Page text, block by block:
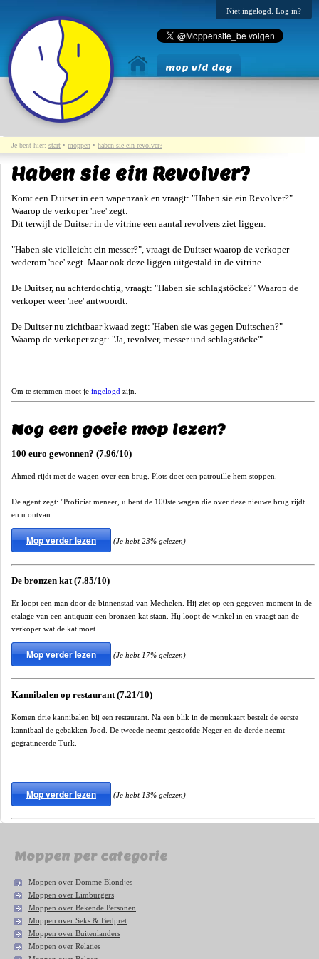
Niet ingelogd. Log in?
mop v/d dag
Je bent hier: start • moppen • haben sie ein revolver?
Haben sie ein Revolver?
Komt een Duitser in een wapenzaak en vraagt: "Haben sie ein Revolver?"
Waarop de verkoper 'nee' zegt.
Dit terwijl de Duitser in de vitrine een aantal revolvers ziet liggen.
"Haben sie vielleicht ein messer?", vraagt de Duitser waarop de verkoper
wederom 'nee' zegt. Maar ook deze liggen uitgestald in de vitrine.
De Duitser, nu achterdochtig, vraagt: "Haben sie schlagstöcke?" Waarop de
verkoper weer 'nee' antwoordt.
De Duitser nu zichtbaar kwaad zegt: 'Haben sie was gegen Duitschen?"
Waarop de verkoper zegt: "Ja, revolver, messer und schlagstöcke'"
Om te stemmen moet je ingelogd zijn.
Nog een goeie mop lezen?
100 euro gewonnen? (7.96/10)
Ahmed rijdt met de wagen over een brug. Plots doet een patrouille hem stoppen.
De agent zegt: "Proficiat meneer, u bent de 100ste wagen die over deze nieuwe brug rijdt
en u ontvan...
Mop verder lezen (Je hebt 23% gelezen)
De bronzen kat (7.85/10)
Er loopt een man door de binnenstad van Mechelen. Hij ziet op een gegeven moment in de
etalage van een antiquair een bronzen kat staan. Hij loopt de winkel in en vraagt aan de
verkoper wat de kat moet...
Mop verder lezen (Je hebt 17% gelezen)
Kannibalen op restaurant (7.21/10)
Komen drie kannibalen bij een restaurant. Na een blik in de menukaart bestelt de eerste
kannibaal de gebakken Jood. De tweede neemt gestoofde Neger en de derde neemt
gegratineerde Turk.
Mop verder lezen (Je hebt 13% gelezen)
Moppen per categorie
Moppen over Domme Blondjes
Moppen over Limburgers
Moppen over Bekende Personen
Moppen over Seks & Bedpret
Moppen over Buitenlanders
Moppen over Relaties